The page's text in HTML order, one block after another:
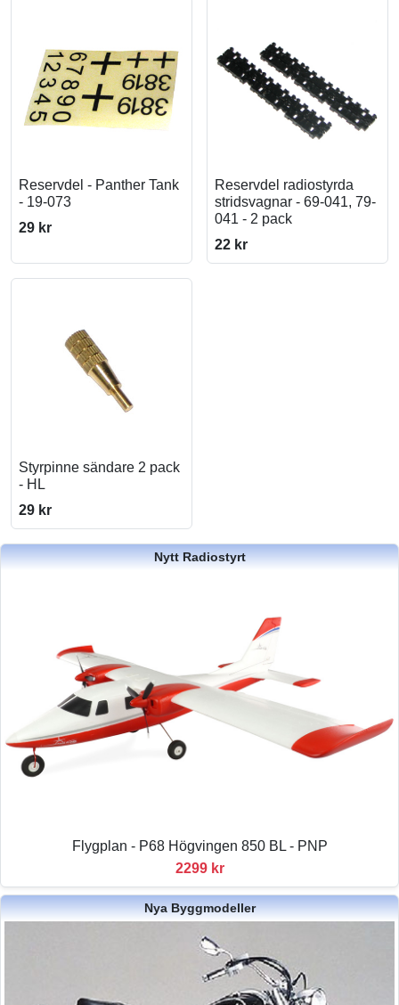
Reservdel - Panther Tank
- 19-073
29 kr
Reservdel radiostyrda
stridsvagnar - 69-041, 79-
041 - 2 pack
22 kr
Styrpinne sändare 2 pack
- HL
29 kr
Nytt Radiostyrt
Flygplan - P68 Högvingen 850 BL - PNP
2299 kr
Nya Byggmodeller